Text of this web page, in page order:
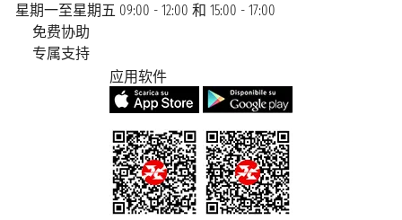
星期一至星期五 09:00 - 12:00 和 15:00 - 17:00
免费协助
专属支持
应用软件